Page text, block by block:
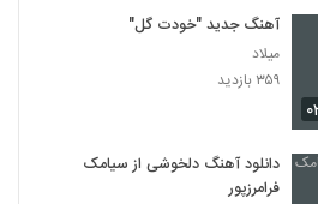
آهنگ جدید "خودت گل"
میلاد
۳۵۹ بازدید
دانلود آهنگ دلخوشی از سیامک
فرامرزپور